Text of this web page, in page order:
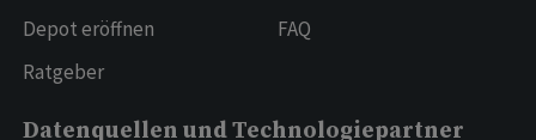
Depot eröffnen
Ratgeber
FAQ
Datenquellen und Technologiepartner